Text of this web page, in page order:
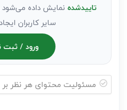
تاییدشده نمایش داده می‌شود
سایر کاربران
ورود / ثبت